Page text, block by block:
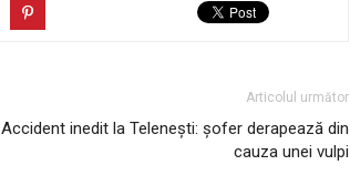
Articolul următor
Accident inedit la Telenești: șofer derapează din
cauza unei vulpi